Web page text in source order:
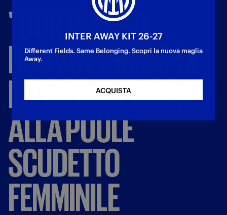
"OUR WAY":IL
NUOVOFORMATDI
INTERTVDEDICATO
ALLAPOULE
SCUDETTO
FEMMINILE
INTER AWAY KIT 26-27
Different Fields. Same Belonging. Scopri la nuova maglia
Away.
ACQUISTA